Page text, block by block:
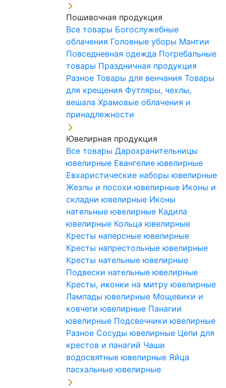
Пошивочная продукция
Все товары Богослужебные
облачения Головные уборы Мантии
Повседневная одежда Погребальные
товары Праздничная продукция
Разное Товары для венчания Товары
для крещения Футляры, чехлы,
вешала Храмовые облачения и
принадлежности
Ювелирная продукция
Все товары Дарохранительницы
ювелирные Евангелие ювелирные
Евхаристические наборы ювелирные
Жезлы и посохи ювелирные Иконы и
складни ювелирные Иконы
нательные ювелирные Кадила
ювелирные Кольца ювелирные
Кресты наперсные ювелирные
Кресты напрестольные ювелирные
Кресты нательные ювелирные
Подвески нательные ювелирные
Кресты, иконки на митру ювелирные
Лампады ювелирные Мощевики и
ковчеги ювелирные Панагии
ювелирные Подсвечники ювелирные
Разное Сосуды ювелирные Цепи для
крестов и панагий Чаши
водосвятные ювелирные Яйца
пасхальные ювелирные